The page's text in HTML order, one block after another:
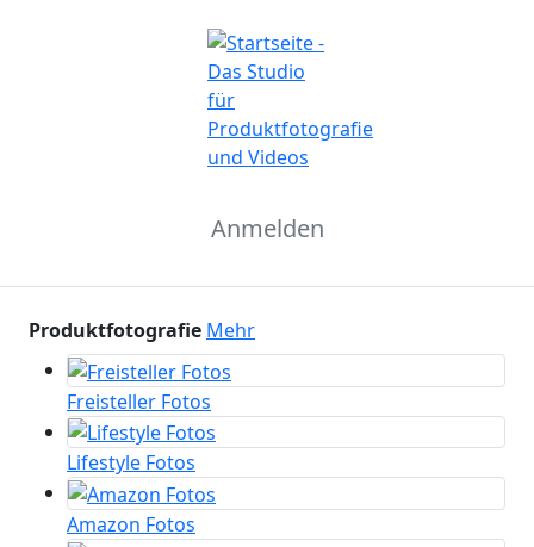
Anmelden
Produktfotografie Mehr
Freisteller Fotos
Lifestyle Fotos
Amazon Fotos